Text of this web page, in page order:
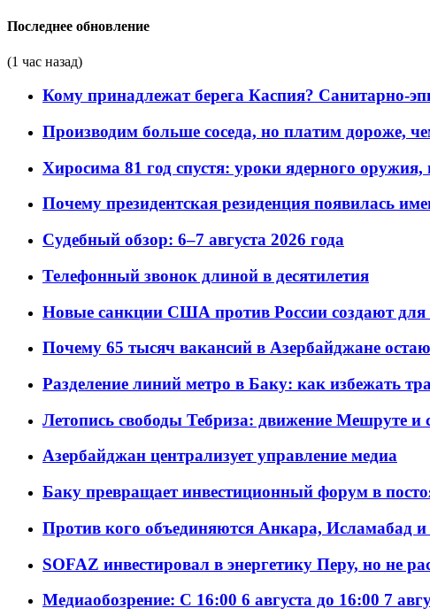
Последнее обновление
(1 час назад)
Кому принадлежат берега Каспия? Санитарно-
Производим больше соседа, но платим дороже,
Хиросима 81 год спустя: уроки ядерного
Почему президентская резиденция появилась
Судебный обзор: 6–7 августа 2026 года
Телефонный звонок длиной в десятилетия
Новые санкции США против России создают для
Почему 65 тысяч вакансий в Азербайджане
Разделение линий метро в Баку: как избежать
Летопись свободы Тебриза: движение Мешруте и
Азербайджан централизует управление медиа
Баку превращает инвестиционный форум в
Против кого объединяются Анкара, Исламабад
SOFAZ инвестировал в энергетику Перу, но не
Медиаобозрение: С 16:00 6 августа до 16:00 7